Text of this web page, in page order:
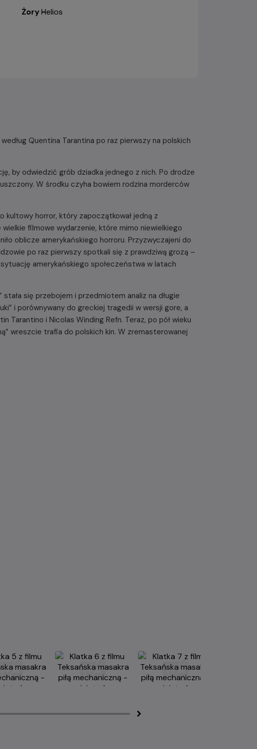
Żory-
Helios
Quentina Tarantina po raz pierwszy na polskich
by odwiedzić grób dziadka jednego z nich. Po drodze
W środku czyha bowiem rodzina morderców
kultowy horror, który zapoczątkował jedną z
filmowe wydarzenie, które mimo niewielkiego
oblicze amerykańskiego horroru. Przyzwyczajeni do
po raz pierwszy spotkali się z prawdziwą grozą –
amerykańskiego społeczeństwa w latach
stała się przebojem i przedmiotem analiz na długie
i porównywany do greckiej tragedii w wersji gore, a
Tarantino i Nicolas Winding Refn. Teraz, po pół wieku
wreszcie trafia do polskich kin. W zremasterowanej